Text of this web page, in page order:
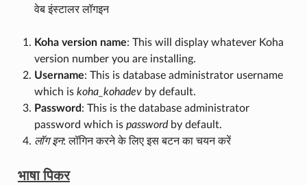
वेब इंस्टालर लॉगइन
Koha version name: This will display whatever Koha
version number you are installing.
Username: This is database administrator username
which is koha_kohadevby default.
Password: This is the database administrator
password which is passwordby default.
लॉग इन: लॉगिन करने के लिए इस बटन का चयन करें
भाषा पिकर